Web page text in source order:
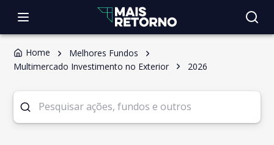
Home
Melhores Fundos
Multimercado Investimento no Exterior
2026